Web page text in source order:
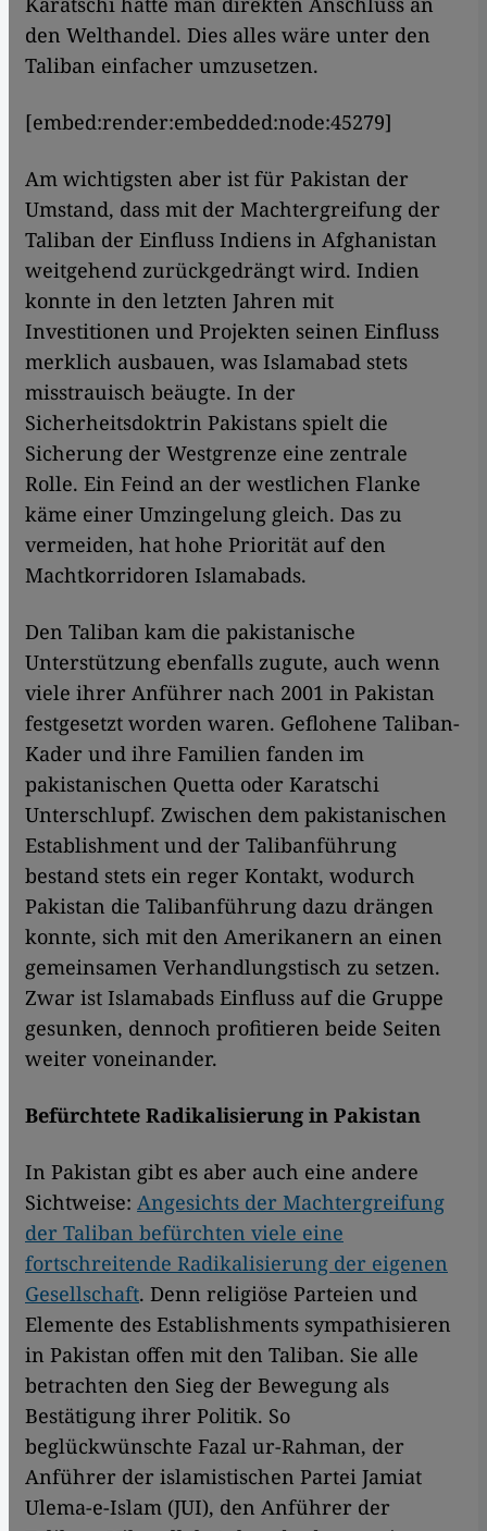
den Welthandel. Dies alles wäre unter den
Taliban einfacher umzusetzen.
[embed:render:embedded:node:45279]
Am wichtigsten aber ist für Pakistan der
Umstand, dass mit der Machtergreifung der
Taliban der Einfluss Indiens in Afghanistan
weitgehend zurückgedrängt wird. Indien
konnte in den letzten Jahren mit
Investitionen und Projekten seinen Einfluss
merklich ausbauen, was Islamabad stets
misstrauisch beäugte. In der
Sicherheitsdoktrin Pakistans spielt die
Sicherung der Westgrenze eine zentrale
Rolle. Ein Feind an der westlichen Flanke
käme einer Umzingelung gleich. Das zu
vermeiden, hat hohe Priorität auf den
Machtkorridoren Islamabads.
Den Taliban kam die pakistanische
Unterstützung ebenfalls zugute, auch wenn
viele ihrer Anführer nach 2001 in Pakistan
festgesetzt worden waren. Geflohene Taliban-
Kader und ihre Familien fanden im
pakistanischen Quetta oder Karatschi
Unterschlupf. Zwischen dem pakistanischen
Establishment und der Talibanführung
bestand stets ein reger Kontakt, wodurch
Pakistan die Talibanführung dazu drängen
konnte, sich mit den Amerikanern an einen
gemeinsamen Verhandlungstisch zu setzen.
Zwar ist Islamabads Einfluss auf die Gruppe
gesunken, dennoch profitieren beide Seiten
weiter voneinander.
Befürchtete Radikalisierung in Pakistan
In Pakistan gibt es aber auch eine andere
Sichtweise: Angesichts der Machtergreifung
der Taliban befürchten viele eine
fortschreitende Radikalisierung der eigenen
Gesellschaft. Denn religiöse Parteien und
Elemente des Establishments sympathisieren
in Pakistan offen mit den Taliban. Sie alle
betrachten den Sieg der Bewegung als
Bestätigung ihrer Politik. So
beglückwünschte Fazal ur-Rahman, der
Anführer der islamistischen Partei Jamiat
Ulema-e-Islam (JUI), den Anführer der